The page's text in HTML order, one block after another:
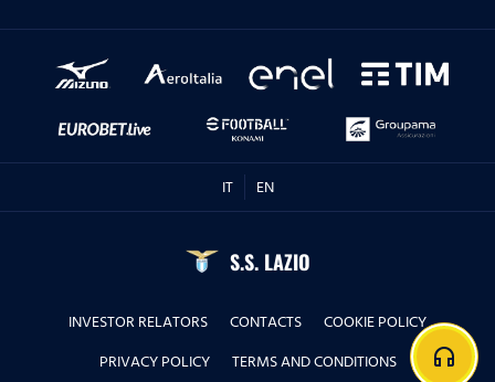
IT EN
S.S. LAZIO
INVESTOR RELATORS CONTACTS
COOKIE POLICY
PRIVACY POLICY
TERMS AND CONDITIONS headphones